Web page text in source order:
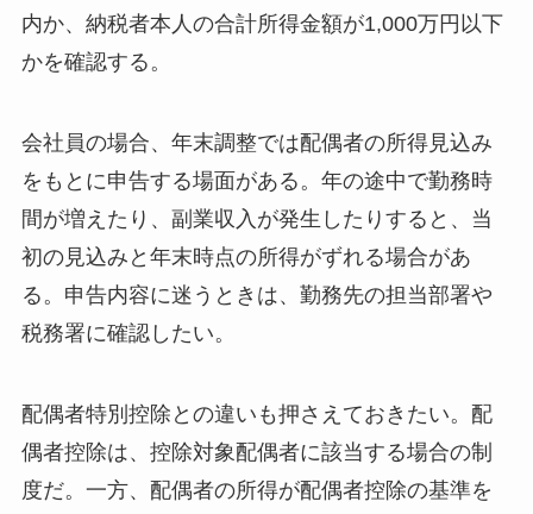
内か、納税者本人の合計所得金額が1,000万円以下
かを確認する。
会社員の場合、年末調整では配偶者の所得見込み
をもとに申告する場面がある。年の途中で勤務時
間が増えたり、副業収入が発生したりすると、当
初の見込みと年末時点の所得がずれる場合があ
る。申告内容に迷うときは、勤務先の担当部署や
税務署に確認したい。
配偶者特別控除との違いも押さえておきたい。配
偶者控除は、控除対象配偶者に該当する場合の制
度だ。一方、配偶者の所得が配偶者控除の基準を